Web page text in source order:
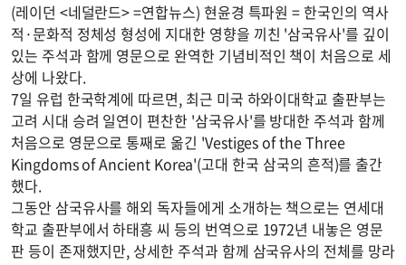
(레이던 <네덜란드> =연합뉴스) 현윤경 특파원 = 한국인의 역사
적·문화적 정체성 형성에 지대한 영향을 끼친 '삼국유사'를 깊이
있는 주석과 함께 영문으로 완역한 기념비적인 책이 처음으로 세
상에 나왔다.
7일 유럽 한국학계에 따르면, 최근 미국 하와이대학교 출판부는
고려 시대 승려 일연이 편찬한 '삼국유사'를 방대한 주석과 함께
처음으로 영문으로 통째로 옮긴 'Vestiges of the Three
Kingdoms of Ancient Korea'(고대 한국 삼국의 흔적)를 출간
했다.
그동안 삼국유사를 해외 독자들에게 소개하는 책으로는 연세대
학교 출판부에서 하태흥 씨 등의 번역으로 1972년 내놓은 영문
판 등이 존재했지만, 상세한 주석과 함께 삼국유사의 전체를 망라